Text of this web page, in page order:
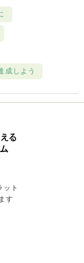
成しよう
ト
す